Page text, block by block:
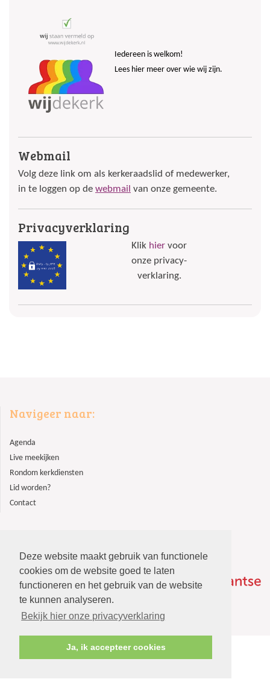
Deze website maakt gebruik van functionele
cookies om de website goed te laten
functioneren en het gebruik van de website
te kunnen analyseren.
Bekijk hier onze privacyverklaring
Ja, ik accepteer cookies
Iedereen is welkom!
Lees hier meer over wie wij zijn.
Webmail
Volg deze link om als kerkeraadslid of medewerker,
in te loggen op de webmail van onze gemeente.
Privacyverklaring
Klik hier voor
onze privacy-
verklaring.
Navigeer naar:
Agenda
Live meekijken
Rondom kerkdiensten
Lid worden?
Contact